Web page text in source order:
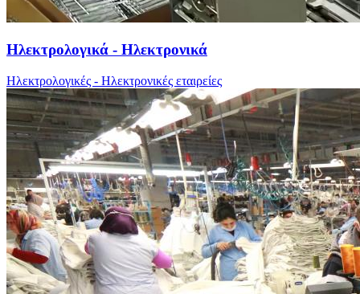
Ηλεκτρολογικά - Ηλεκτρονικά
Ηλεκτρολογικές - Ηλεκτρονικές εταιρείες